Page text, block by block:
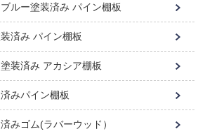
ルー塗装済み パイン棚板
済み パイン棚板
装済み アカシア棚板
みパイン棚板
みゴム(ラバーウッド）